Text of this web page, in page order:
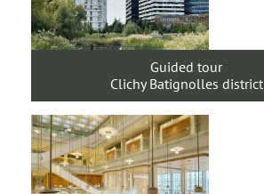
Guided tour
Clichy Batignolles district